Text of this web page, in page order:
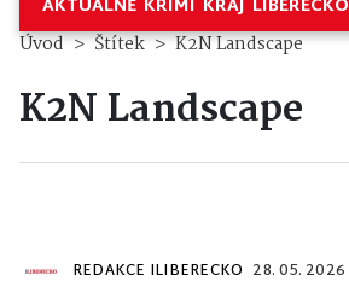
AKTUÁLNĚ KRIMI KRAJ LIBERECKO
Úvod Štítek K2N Landscape
K2N Landscape
REDAKCE ILIBERECKO 28. 05. 2026